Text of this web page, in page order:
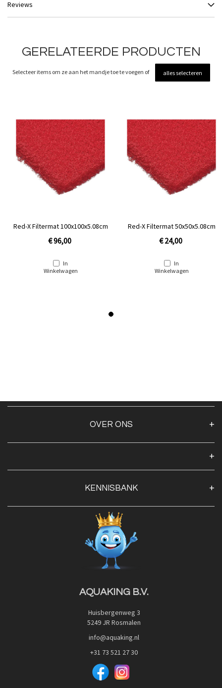
Reviews
GERELATEERDE PRODUCTEN
Selecteer items om ze aan het mandje toe te voegen of alles selecteren
Red-X Filtermat 100x100x5.08cm
€ 96,00
In
Winkelwagen
Red-X Filtermat 50x50x5.08cm
€ 24,00
In
Winkelwagen
OVER ONS
Openingstijden
Contact
Privacy Policy
Veilig betalen met:
KENNISBANK
Blog
Advies
Red Label Filter Series
Nishikigoi-Ô
JPD Japan Pet Design
AQUAKING B.V.
Huisbergenweg 3
5249 JR Rosmalen
info@aquaking.nl
+31 73 521 27 30